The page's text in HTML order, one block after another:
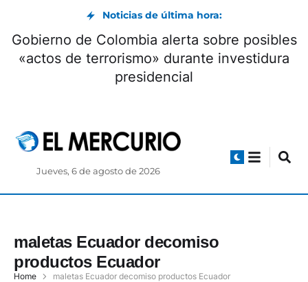
Noticias de última hora:
Gobierno de Colombia alerta sobre posibles
«actos de terrorismo» durante investidura
presidencial
Jueves, 6 de agosto de 2026
maletas Ecuador decomiso
productos Ecuador
Home maletas Ecuador decomiso productos Ecuador